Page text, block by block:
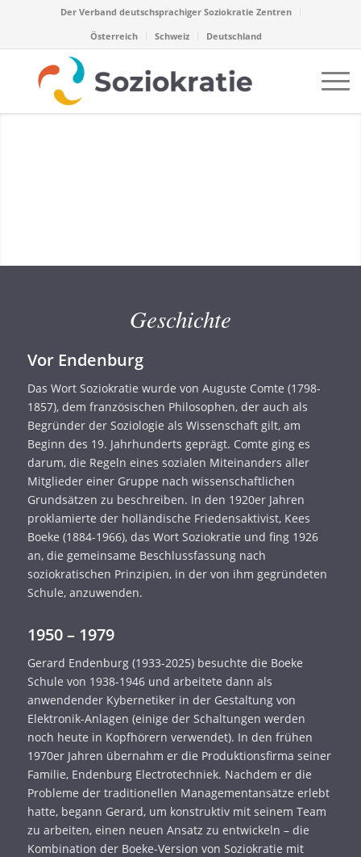
Der Verband deutschsprachiger Soziokratie Zentren
Österreich
Schweiz Deutschland
Geschichte
Vor Endenburg
Das Wort Soziokratie wurde von Auguste Comte (1798-
1857), dem französischen Philosophen, der auch als
Begründer der Soziologie als Wissenschaft gilt, am
Beginn des 19. Jahrhunderts geprägt. Comte ging es
darum, die Regeln eines sozialen Miteinanders aller
Mitglieder einer Gruppe nach wissenschaftlichen
Grundsätzen zu beschreiben. In den 1920er Jahren
proklamierte der holländische Friedensaktivist, Kees
Boeke (1884-1966), das Wort Soziokratie und fing 1926
an, die gemeinsame Beschlussfassung nach
soziokratischen Prinzipien, in der von ihm gegründeten
Schule, anzuwenden.
1950 – 1979
Gerard Endenburg (1933-2025) besuchte die Boeke
Schule von 1938-1946 und arbeitete dann als
anwendender Kybernetiker in der Gestaltung von
Elektronik-Anlagen (einige der Schaltungen werden
noch heute in Kopfhörern verwendet). In den frühen
1970er Jahren übernahm er die Produktionsfirma seiner
Familie, Endenburg Electrotechniek. Nachdem er die
Probleme der traditionellen Managementansätze erlebt
hatte, begann Gerard, um konstruktiv mit seinem Team
zu arbeiten, einen neuen Ansatz zu entwickeln – die
Kombination der Boeke-Version von Soziokratie mit